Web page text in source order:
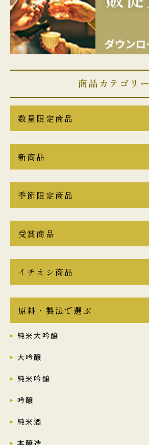
商品カテゴリー
数量限定商品
新商品
季節限定商品
受賞商品
イチオシ商品
原料・製法で選ぶ
純米大吟醸
大吟醸
純米吟醸
吟醸
純米酒
本醸造